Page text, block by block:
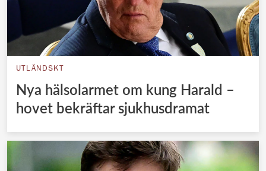
UTLÄNDSKT
Nya hälsolarmet om kung Harald –
hovet bekräftar sjukhusdramat